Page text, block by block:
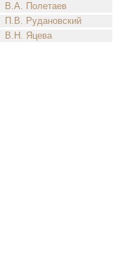
В.А. Полетаев
П.В. Рудановский
В.Н. Яцева